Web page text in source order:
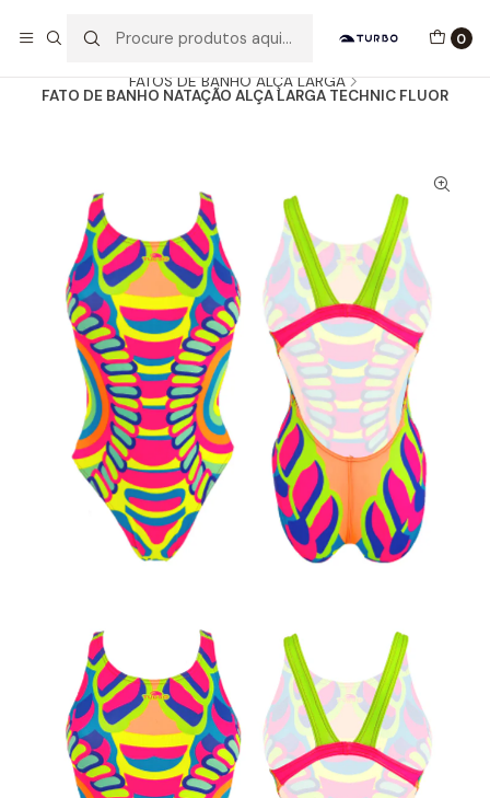
0
FATOS DE BANHO ALÇA LARGA
FATO DE BANHO NATAÇÃO ALÇA LARGA TECHNIC FLUOR